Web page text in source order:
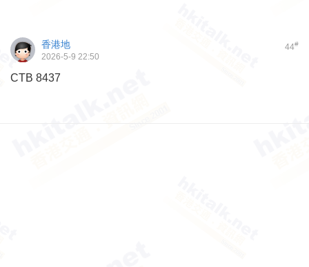
44#
香港地
2026-5-9 22:50
CTB 8437